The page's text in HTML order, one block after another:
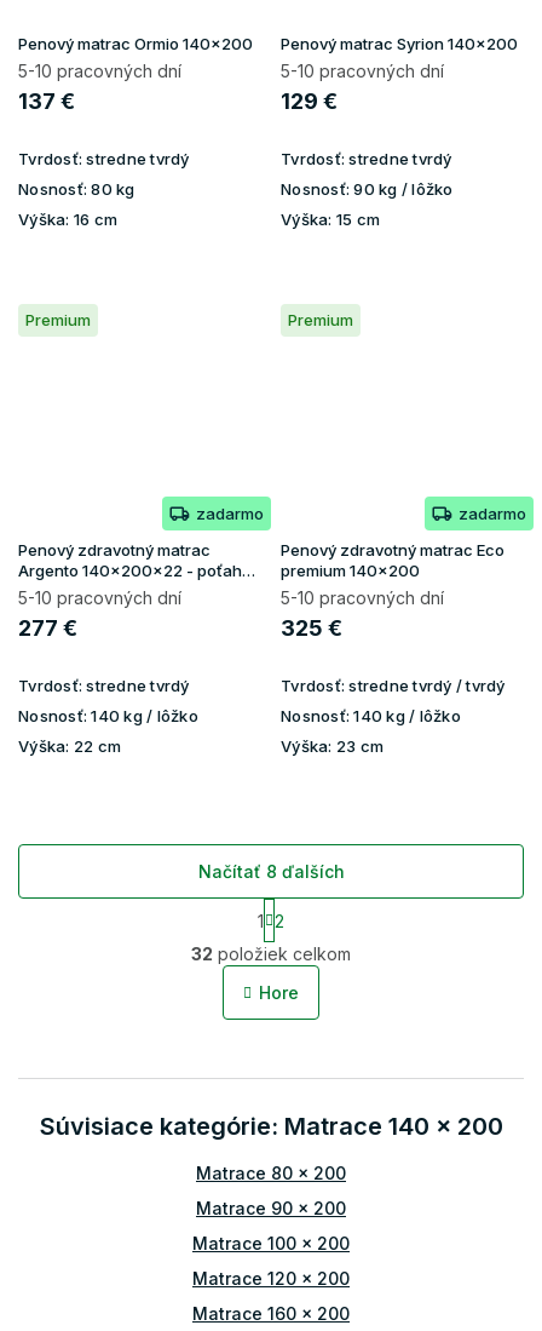
Penový matrac Ormio 140x200
5-10 pracovných dní
137 €
Tvrdosť: stredne tvrdý
Nosnosť: 80 kg
Výška: 16 cm
Penový matrac Syrion 140x200
5-10 pracovných dní
129 €
Tvrdosť: stredne tvrdý
Nosnosť: 90 kg / lôžko
Výška: 15 cm
Premium
zadarmo
Penový zdravotný matrac
Argento 140x200x22 - poťah
Silver
5-10 pracovných dní
277 €
Tvrdosť: stredne tvrdý
Nosnosť: 140 kg / lôžko
Výška: 22 cm
Premium
zadarmo
Penový zdravotný matrac Eco
premium 140x200
5-10 pracovných dní
325 €
Tvrdosť: stredne tvrdý / tvrdý
Nosnosť: 140 kg / lôžko
Výška: 23 cm
O
v
l
c
e
r
k
y
ý
p
Načítať 8 ďalších
S
t
r
á
n
a
e
1 2
32 položiek celkom
Hore
Súvisiace kategórie: Matrace 140 x 200
Matrace 80 x 200
Matrace 90 x 200
Matrace 100 x 200
Matrace 120 x 200
Matrace 160 x 200